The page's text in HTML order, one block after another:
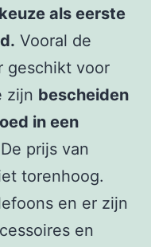
als eerste
Vooral de
geschikt voor
zijn bescheiden
in een
De prijs van
torenhoog.
en er zijn
en